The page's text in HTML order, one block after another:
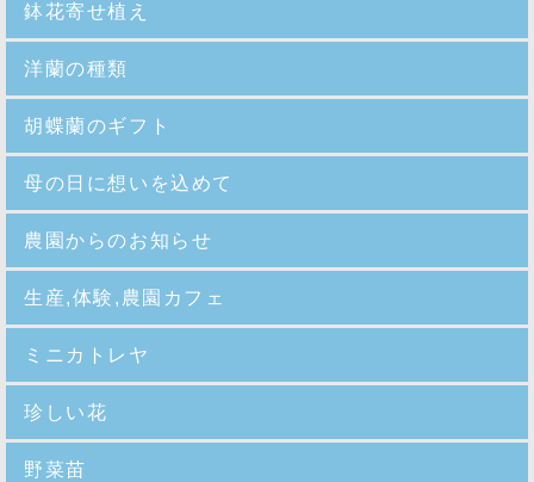
鉢花寄せ植え
洋蘭の種類
胡蝶蘭のギフト
母の日に想いを込めて
農園からのお知らせ
生産,体験,農園カフェ
ミニカトレヤ
珍しい花
野菜苗